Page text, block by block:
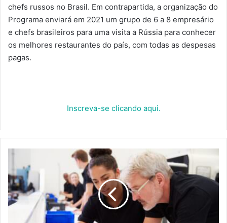
chefs russos no Brasil. Em contrapartida, a organização do
Programa enviará em 2021 um grupo de 6 a 8 empresário
e chefs brasileiros para uma visita a Rússia para conhecer
os melhores restaurantes do país, com todas as despesas
pagas.
Inscreva-se clicando aqui.
COCA-
COLA
BRASIL
LANÇA
COLETIVO
JOVEM